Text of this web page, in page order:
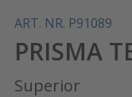
ART. NR. P91089
PRISMA
Superior